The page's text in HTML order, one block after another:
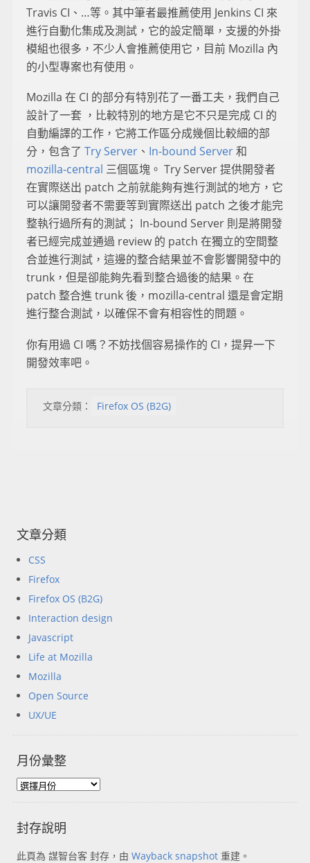
Travis CI、…等。其中筆者最推薦使用 Jenkins CI 來
進行自動化集成及測試，它的設定簡單，支援的外掛
模組也很多，不少人會推薦使用它，目前 Mozilla 內
的小型專案也有使用。
Mozilla 在 CI 的部分有特別花了一番工夫，我們自己
設計了一套 ，比較特別的地方是它不只是完成 CI 的
自動編譯的工作，它將工作區分成幾個比較細的部
分，包含了 Try Server 、 In-bound Server和
mozilla-central 三個區塊。 Try Server 提供開發者
在實際送出 patch 之前就能夠有進行測試的地方，它
可以讓開發者不需要等到實際送出 patch 之後才能完
整執行過所有的測試； In-bound Server 則是將開發
者已經完成並通過 review 的 patch 在獨立的空間整
合並進行測試，這邊的整合結果並不會影響開發中的
trunk，但是卻能夠先看到整合過後的結果。在
patch 整合進 trunk 後，mozilla-central 還是會定期
進行整合測試，以確保不會有相容性的問題。
你有用過 CI 嗎？不妨找個容易操作的 CI，提昇一下
開發效率吧。
文章分類： Firefox OS (B2G)
文章分類
CSS
Firefox
Firefox OS (B2G)
Interaction design
Javascript
Life at Mozilla
Mozilla
Open Source
UX/UE
月份彙整
封存說明
此頁為 謀智台客 封存，由 Wayback snapshot 重建。